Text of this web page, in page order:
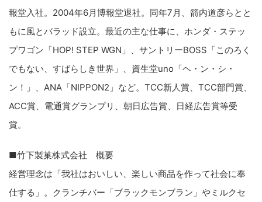
報堂入社。2004年6月博報堂退社。同年7月、箭内道彦らとと
もに風とバラッド設立。最近の主な仕事に、ホンダ・ステッ
プワゴン「HOP! STEP WGN」、サントリーBOSS「このろく
でもない、すばらしき世界」、資生堂uno「ヘ・ン・シ・
ン！」、ANA「NIPPON2」など。TCC新人賞、TCC部門賞、
ACC賞、電通賞グランプリ、朝日広告賞、日経広告賞等受
賞。
■竹下製菓株式会社 概要
経営理念は「我社はおいしい、楽しい商品を作って社会に奉
仕する」。クランチバー「ブラックモンブラン」やミルクセ